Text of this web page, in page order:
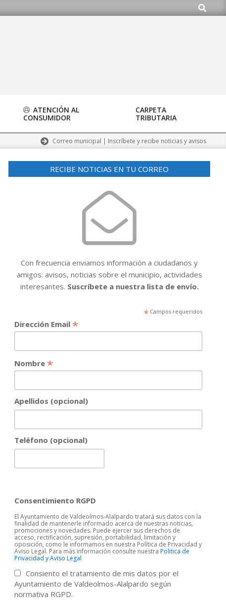
Buscar
ATENCIÓN AL
CONSUMIDOR
CARPETA
TRIBUTARIA
Correo municipal | Inscríbete y recibe noticias y avisos
RECIBE NOTICIAS EN TU CORREO
Con frecuencia enviamos información a ciudadanos y
amigos: avisos, noticias sobre el municipio, actividades
interesantes. Suscríbete a nuestra lista de envío.
* Campos requeridos
Dirección Email *
Nombre *
Apellidos (opcional)
Teléfono (opcional)
Consentimiento RGPD
El Ayuntamiento de Valdeolmos-Alalpardo tratará sus datos con la
finalidad de mantenerle informado acerca de nuestras noticias,
promociones y novedades. Puede ejercer sus derechos de
acceso, rectificación, supresión, portabilidad, limitación y
oposición, como le informamos en nuestra Política de Privacidad y
Aviso Legal. Para más información consulte nuestraPolitica de
Privacidad y Aviso Legal
Consiento el tratamiento de mis datos por el
Ayuntamiento de Valdeolmos-Alalpardo según
normativa RGPD.